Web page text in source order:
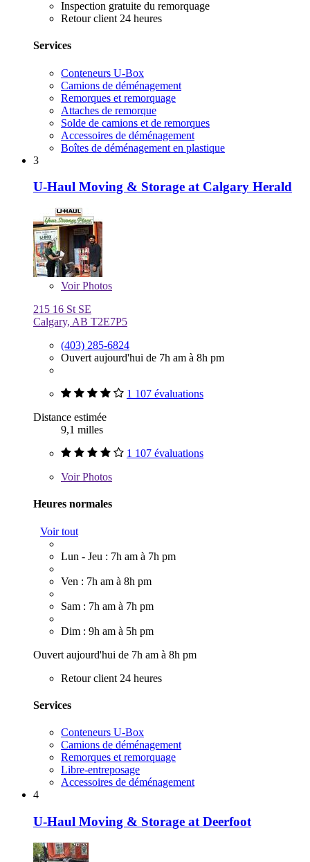
Inspection gratuite du remorquage
Retour client 24 heures
Services
Conteneurs U-Box
Camions de déménagement
Remorques et remorquage
Attaches de remorque
Solde de camions et de remorques
Accessoires de déménagement
Boîtes de déménagement en plastique
3
U-Haul Moving & Storage at Calgary Herald
VoirPhotos
215 16 St SE
Calgary, AB T2E7P5
(403) 285-6824
Ouvert aujourd'hui de 7h am à 8h pm
1 107 évaluations
Distance estimée
9,1 milles
1 107 évaluations
VoirPhotos
Heures normales
Voir tout
Lun - Jeu : 7h am à 7h pm
Ven : 7h am à 8h pm
Sam : 7h am à 7h pm
Dim : 9h am à 5h pm
Ouvert aujourd'hui de 7h am à 8h pm
Retour client 24 heures
Services
Conteneurs U-Box
Camions de déménagement
Remorques et remorquage
Libre-entreposage
Accessoires de déménagement
4
U-Haul Moving & Storage at Deerfoot